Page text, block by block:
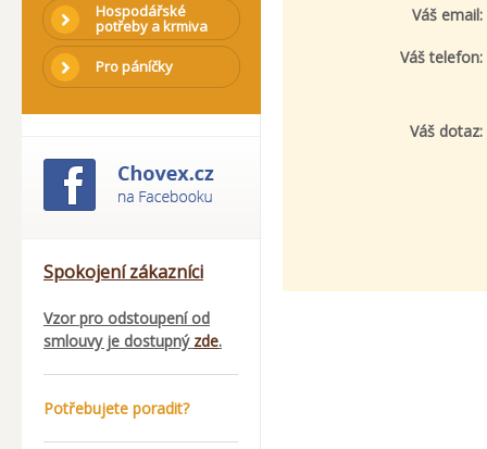
Hospodářské
potřeby a krmiva
Pro páníčky
Spokojení zákazníci
Vzor pro odstoupení od
smlouvy je dostupný zde.
Potřebujete poradit?
Váš email:
Váš telefon:
Váš dotaz: